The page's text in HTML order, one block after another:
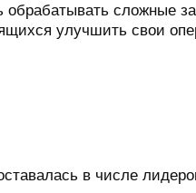
сложные
улучшить свои
в числе